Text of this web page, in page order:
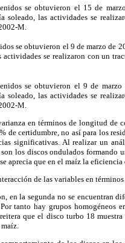
se obtuvieron el 15 de
soleado, las actividades se
M.
se obtuvieron el 9 de marzo de
se realizaron con un
se obtuvieron el 9 de
soleado, las actividades se
M.
en términos de longitud de
de certidumbre, no así para los
significativas. Al realizar un
son los discos ondulados
aprecia que en el maíz la eficiencia
de las variables en
en la segunda no se encuentran
tanto hay grupos homogéneos
que el disco turbo 18